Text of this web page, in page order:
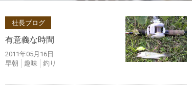
社長ブログ
有意義な時間
2011年05月16日
早朝
趣味 釣り